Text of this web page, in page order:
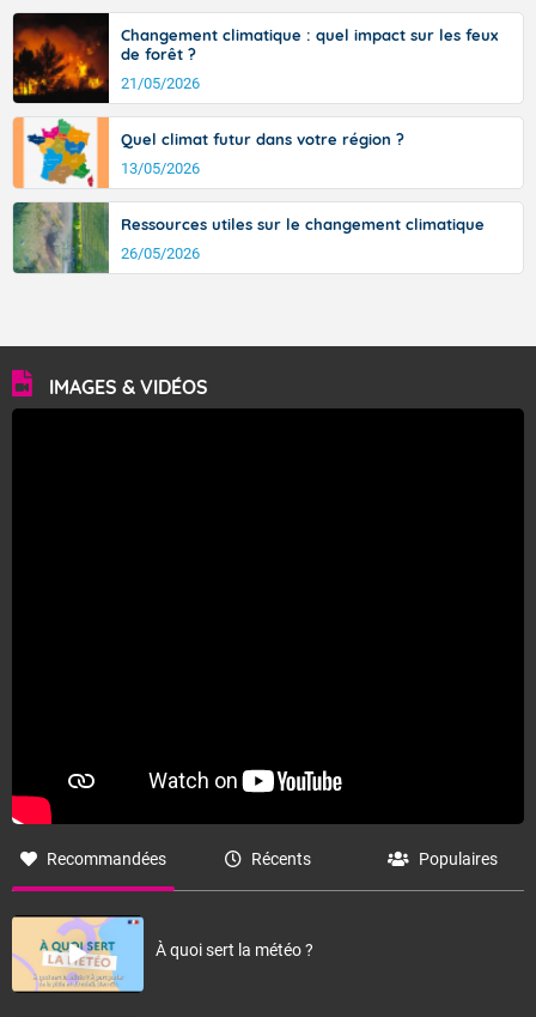
Fermer
Changement climatique : quel impact sur les feux
de forêt ?
21/05/2026
Quel climat futur dans votre région ?
13/05/2026
Ressources utiles sur le changement climatique
26/05/2026
IMAGES & VIDÉOS
Recommandées Récents Populaires
À quoi sert la météo ?